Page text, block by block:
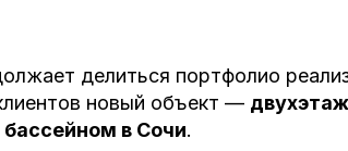
делиться портфолио
новый объект —
в Сочи.